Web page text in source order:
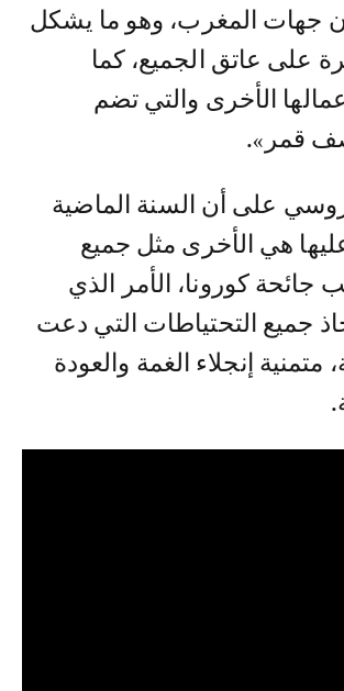
جهات المغرب، وهو ما يشكل
على عاتق الجميع، كما
الأخرى والتي تضم
قمر».
على أن السنة الماضية
هي الأخرى مثل جميع
جائحة كورونا، الأمر الذي
جميع التحتياطات التي دعت
متمنية إنجلاء الغمة والعودة